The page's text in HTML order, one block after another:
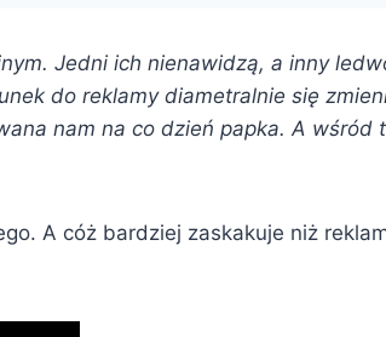
Jedni ich nienawidzą, a inny
do reklamy diametralnie się
nam na co dzień papka. A
A cóż bardziej zaskakuje niż